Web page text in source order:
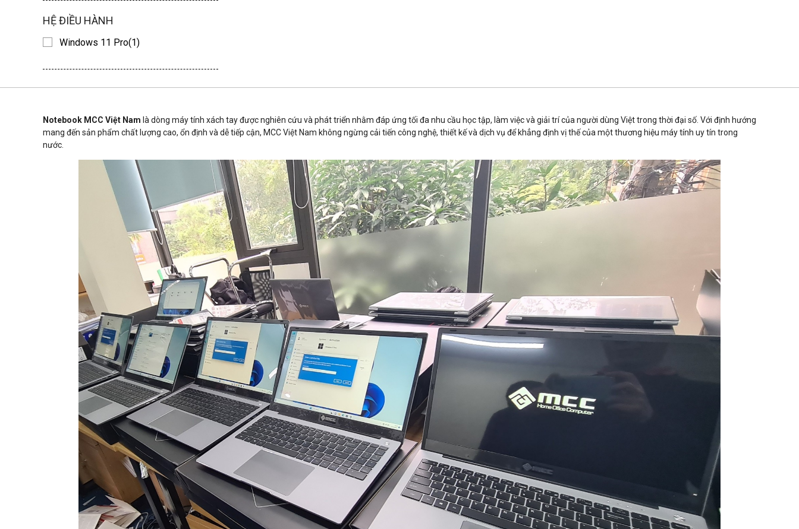
HỆ ĐIỀU HÀNH
Windows 11 Pro(1)
Notebook MCC Việt Nam là dòng máy tính xách tay được nghiên cứu và phát triển nhằm đáp ứng tối đa nhu cầu học tập, làm việc và giải trí của người dùng Việt trong thời đại số. Với định hướng
mang đến sản phẩm chất lượng cao, ổn định và dễ tiếp cận, MCC Việt Nam không ngừng cải tiến công nghệ, thiết kế và dịch vụ để khẳng định vị thế của một thương hiệu máy tính uy tín trong
nước.